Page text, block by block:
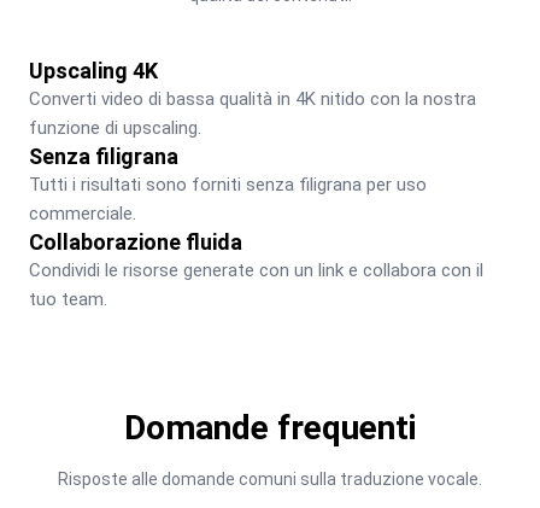
Upscaling 4K
Converti video di bassa qualità in 4K nitido con la nostra
funzione di upscaling.
Senza filigrana
Tutti i risultati sono forniti senza filigrana per uso
commerciale.
Collaborazione fluida
Condividi le risorse generate con un link e collabora con il
tuo team.
Domande frequenti
Risposte alle domande comuni sulla traduzione vocale.